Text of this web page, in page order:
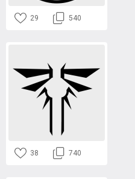
29 540
38 740